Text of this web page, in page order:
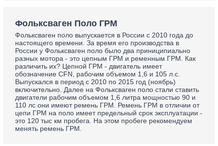
Фольксваген Поло ГРМ
Фольксваген поло выпускается в России с 2010 года до
настоящего времени. За время его производства в
России у Фольксваген поло было два приниципиально
разных мотора - это цепным ГРМ и ременным ГРМ. Как
различить их? Цепной ГРМ - двигатель имеет
обозначение CFN, рабочим объемом 1,6 и 105 л.с.
Выпускался в период с 2010 по 2015 год (ноябрь)
включительно. Далее на Фольксваген поло стали ставить
двигатели рабочим объемом 1,6 литра мощностью 90 и
110 лс они имеют ремень ГРМ. Ремень ГРМ в отличии от
цепи ГРМ на поло имеет предельный срок эксплуатации -
это 120 тыс км пробега. На этом пробеге рекомендуем
менять ремень ГРМ.